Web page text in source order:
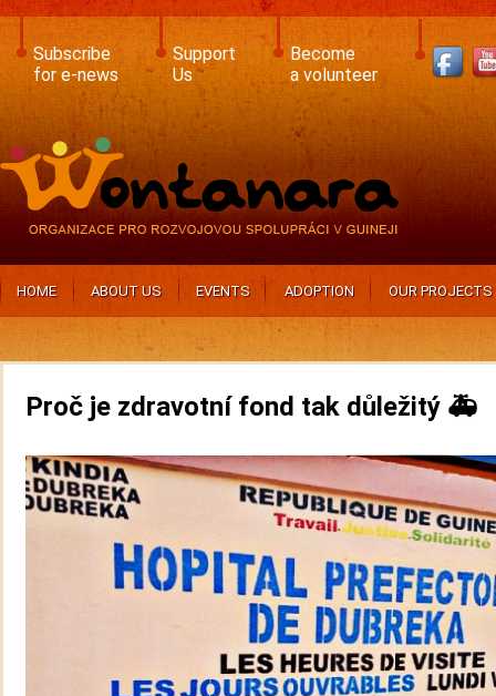
Skip
main
content
Subscribe
for e-news
Support
Us
Become
a volunteer
HOME ABOUT US EVENTS ADOPTION OUR PROJECTS
Proč je zdravotní fond tak důležitý 🚑